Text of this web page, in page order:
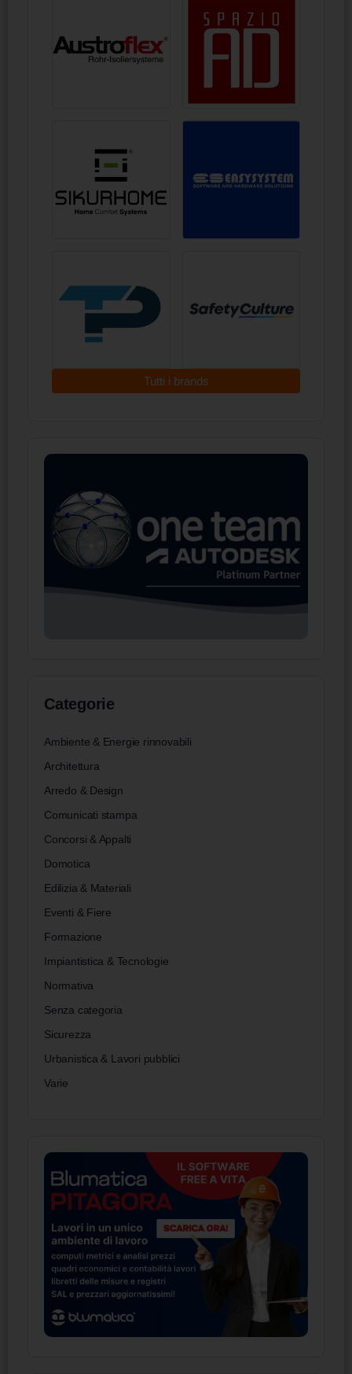
Tutti i brands
Categorie
Ambiente & Energie rinnovabili
Architettura
Arredo & Design
Comunicati stampa
Concorsi & Appalti
Domotica
Edilizia & Materiali
Eventi & Fiere
Formazione
Impiantistica & Tecnologie
Normativa
Senza categoria
Sicurezza
Urbanistica & Lavori pubblici
Varie